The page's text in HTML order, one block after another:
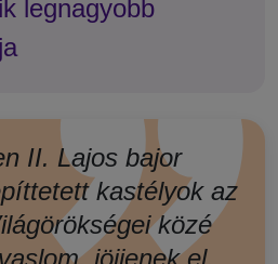
legnagyobb
II. Lajos bajor
kastélyok az
közé
jöjjenek el,